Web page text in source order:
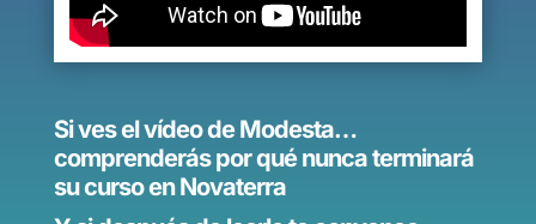
Si ves el vídeo de Modesta…
comprenderás por qué nunca terminará
su curso en Novaterra